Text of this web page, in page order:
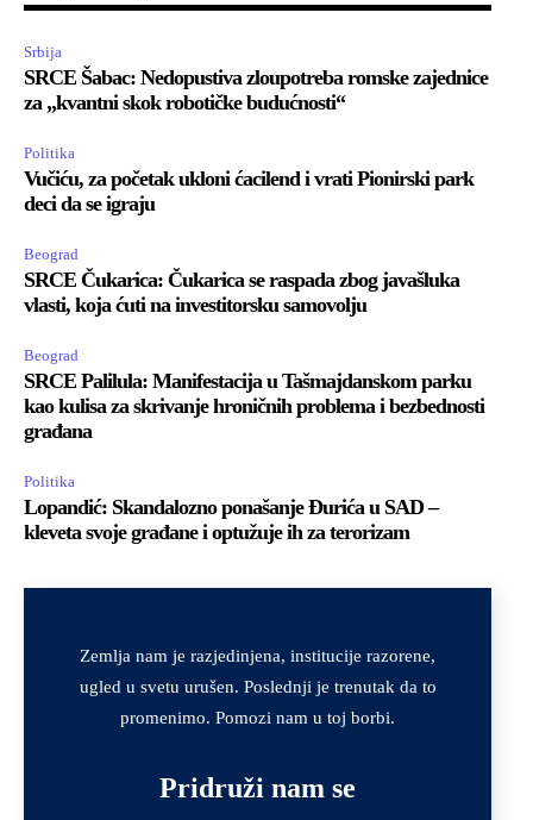
Srbija
SRCE Šabac: Nedopustiva zloupotreba romske zajednice
za „kvantni skok robotičke budućnosti“
Politika
Vučiću, za početak ukloni ćacilend i vrati Pionirski park
deci da se igraju
Beograd
SRCE Čukarica: Čukarica se raspada zbog javašluka
vlasti, koja ćuti na investitorsku samovolju
Beograd
SRCE Palilula: Manifestacija u Tašmajdanskom parku
kao kulisa za skrivanje hroničnih problema i bezbednosti
građana
Politika
Lopandić: Skandalozno ponašanje Đurića u SAD –
kleveta svoje građane i optužuje ih za terorizam
Company
*
Zemlja nam je razjedinjena, institucije razorene,
ugled u svetu urušen. Poslednji je trenutak da to
promenimo. Pomozi nam u toj borbi.
Pridruži nam se